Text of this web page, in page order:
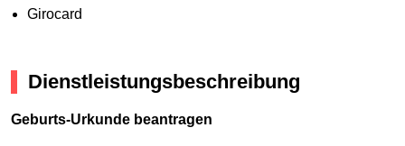
Girocard
Dienstleistungsbeschreibung
Geburts-Urkunde beantragen